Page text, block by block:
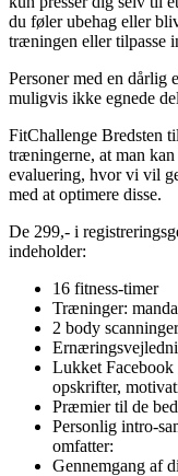
du føler ubehag eller
træningen eller tilpasse
Personer med en dårlig
muligvis ikke egnede
FitChallenge Bredsten
træningerne, at man
evaluering, hvor vi vil
med at optimere disse.
De 299,- i
indeholder:
16 fitness-timer
Træninger:
2 body scanninger
Lukket
opskrifter,
Præmier til de
Personlig intro-
omfatter:
Gennemgang af